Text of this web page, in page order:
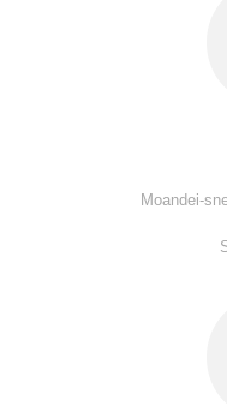
Moandei-